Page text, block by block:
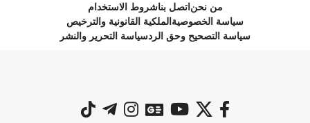
من نحناتصل بناشروط الاستخدام
سياسة الخصوصيةالملكية القانونية والترخيص
سياسة التصحيح وحق الردسياسة التحرير والنشر